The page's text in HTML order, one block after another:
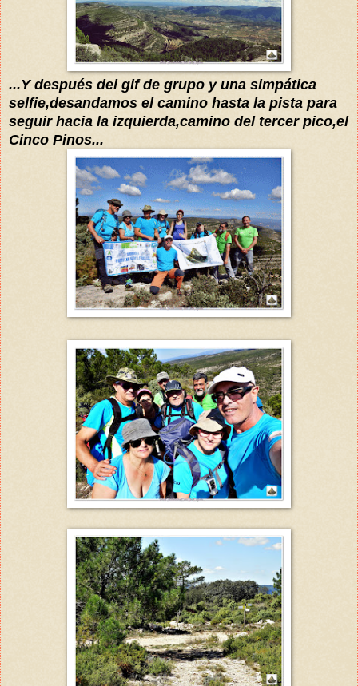
...Y después del gif de grupo y una simpática
selfie,desandamos el camino hasta la pista para
seguir hacia la izquierda,camino del tercer pico,el
Cinco Pinos...